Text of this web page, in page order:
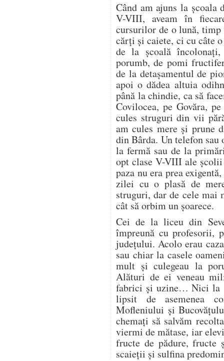
Când am ajuns la școala
V-VIII, aveam în
cursurilor de o lună, timp
cărți și caiete, ci cu câte
de la școală
porumb, de pomi
de la detașamentul de
apoi o dădea altuia
până la chindie, ca să
Covilocea, pe Govăra,
cules struguri din vii
am cules mere și prune
din Bârda. Un telefon sau
la fermă sau de la
opt clase V-VIII ale școlii
paza nu era prea
zilei cu o plasă de
struguri, dar de cele mai
cât să orbim un șoarece.
Cei de la liceu din
împreună cu profesorii,
județului. Acolo erau
sau chiar la casele
mult și culegeau la
Alături de ei veneau
fabrici și uzine… Nici la
lipsit de asemenea
Mofleniului și
chemați să salvăm
viermi de mătase, iar
fructe de pădure, fructe
scaieții și sulfina